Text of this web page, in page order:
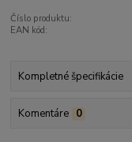
Číslo produktu:
EAN kód:
Kompletné špecifikácie
Komentáre 0